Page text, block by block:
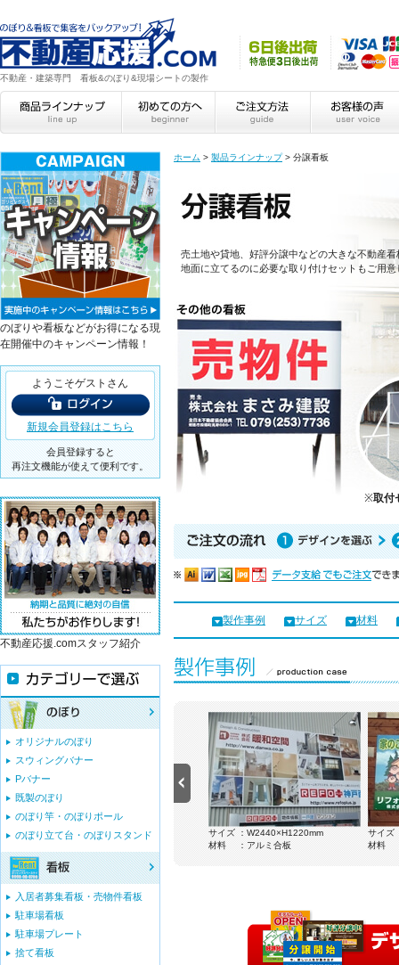
不動産・建築専門 看板&のぼり&現場シートの製作
ホーム > 製品ラインナップ> 分譲看板
売土地や貸地、好評分譲中などの大きな不動産
地面に立てるのに必要な取り付けセットもご用
※取付
製作事例 サイズ 材料
サイズ ：W1820×H910mm
サイズ ：W2440×H1220mm
材料 ：アルミ合板
サイズ
材料
のぼりや看板などがお得になる現
在開催中のキャンペーン情報！
ようこそゲストさん
新規会員登録はこちら
会員登録すると
再注文機能が使えて便利です。
不動産応援.comスタッフ紹介
オリジナルのぼり
スウィングバナー
Pバナー
既製のぼり
のぼり竿・のぼりポール
のぼり立て台・のぼりスタンド
入居者募集看板・売物件看板
駐車場看板
駐車場プレート
捨て看板